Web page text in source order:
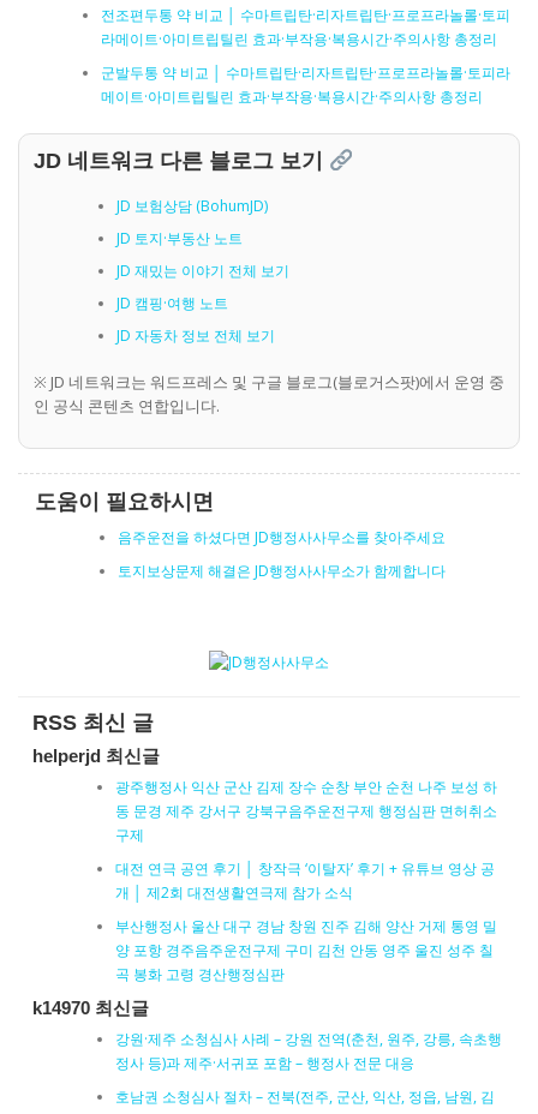
전조편두통 약 비교 │ 수마트립탄·리자트립탄·프로프라놀롤·토피
라메이트·아미트립틸린 효과·부작용·복용시간·주의사항 총정리
군발두통 약 비교 │ 수마트립탄·리자트립탄·프로프라놀롤·토피라
메이트·아미트립틸린 효과·부작용·복용시간·주의사항 총정리
JD 네트워크 다른 블로그 보기
JD 보험상담 (BohumJD)
JD 토지·부동산 노트
JD 재밌는 이야기 전체 보기
JD 캠핑·여행 노트
JD 자동차 정보 전체 보기
※ JD 네트워크는 워드프레스 및 구글 블로그(블로거스팟)에서 운영 중
인 공식 콘텐츠 연합입니다.
도움이 필요하시면
음주운전을 하셨다면 JD행정사사무소를 찾아주세요
토지보상문제 해결은 JD행정사사무소가 함께합니다
RSS 최신 글
helperjd 최신글
광주행정사 익산 군산 김제 장수 순창 부안 순천 나주 보성 하
동 문경 제주 강서구 강북구음주운전구제 행정심판 면허취소
구제
대전 연극 공연 후기 │ 창작극 ‘이탈자’ 후기 + 유튜브 영상 공
개 │ 제2회 대전생활연극제 참가 소식
부산행정사 울산 대구 경남 창원 진주 김해 양산 거제 통영 밀
양 포항 경주음주운전구제 구미 김천 안동 영주 울진 성주 칠
곡 봉화 고령 경산행정심판
k14970 최신글
강원·제주 소청심사 사례 – 강원 전역(춘천, 원주, 강릉, 속초행
정사 등)과 제주·서귀포 포함 – 행정사 전문 대응
호남권 소청심사 절차 – 전북(전주, 군산, 익산, 정읍, 남원, 김